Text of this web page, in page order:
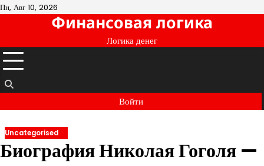
Перейти
Пн, Авг 10, 2026
Финансовая логика
Логика денег
Войти
Uncategorised
Биография Николая Гоголя —